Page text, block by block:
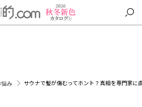
み サウナで髪が傷むってホント？真相を専門家